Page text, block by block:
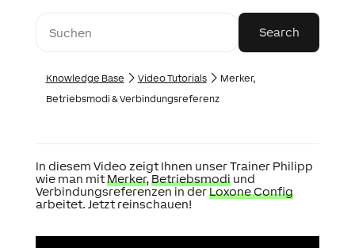
Knowledge Base Video Tutorials
Merker,
Betriebsmodi & Verbindungsreferenz
In diesem Video zeigt Ihnen unser Trainer Philipp
wie man mitMerker, Betriebsmodiund
Verbindungsreferenzen in derLoxone Config
arbeitet. Jetzt reinschauen!